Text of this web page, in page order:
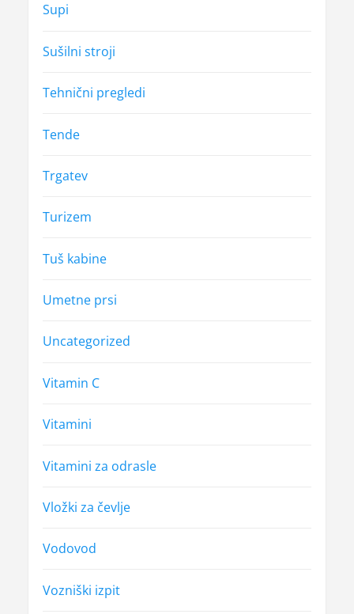
Supi
Sušilni stroji
Tehnični pregledi
Tende
Trgatev
Turizem
Tuš kabine
Umetne prsi
Uncategorized
Vitamin C
Vitamini
Vitamini za odrasle
Vložki za čevlje
Vodovod
Vozniški izpit